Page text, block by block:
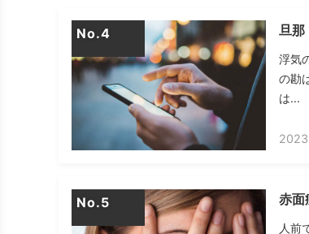
No. 旦那
浮気
の勘
は...
No. 赤面
人前